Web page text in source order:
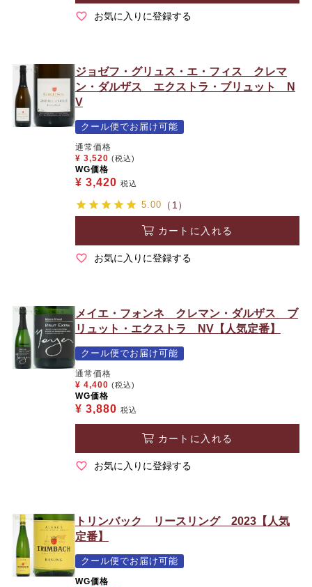
お気に入りに登録する
ジョゼフ・グリュス・エ・フィス クレマ
ン・ダルザス エクストラ・ブリュット N
V
クール便でお届け可能
通常価格
¥ 3,520 (税込)
WG価格
¥ 3,420 税込
5.00 （1）
カートに入れる
お気に入りに登録する
メイエ・フォンネ クレマン・ダルザス ブ
リュット・エクストラ NV【人気定番】
クール便でお届け可能
通常価格
¥ 4,400 (税込)
WG価格
¥ 3,880 税込
カートに入れる
お気に入りに登録する
トリンバック リースリング 2023【人気
定番】
クール便でお届け可能
WG価格